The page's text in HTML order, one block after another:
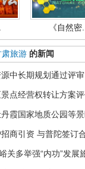
《自然密..
肃旅游 的新闻
中长期规划通过评审
点经营权转让方案
霞国家地质公园等
商引资 与普陀签订
关多举强“内功”发展